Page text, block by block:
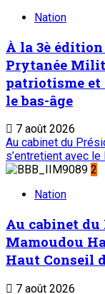
Nation
À la 3è
Prytanée
patriotisme et
le bas-âge
7 août 2026
Au cabinet du
s’entretient avec
2
Nation
Au cabinet du
Mamoudou
Haut Conseil
7 août 2026